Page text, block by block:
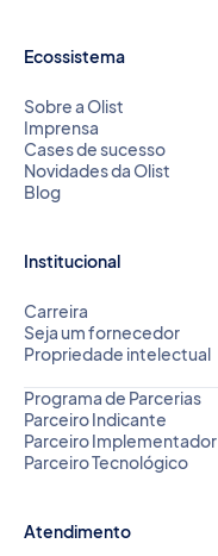
Ecossistema
Sobre a Olist
Imprensa
Cases de sucesso
Novidades da Olist
Blog
Institucional
Carreira
Seja um fornecedor
Propriedade intelectual
Programa de Parcerias
Parceiro Indicante
Parceiro Implementador
Parceiro Tecnológico
Atendimento